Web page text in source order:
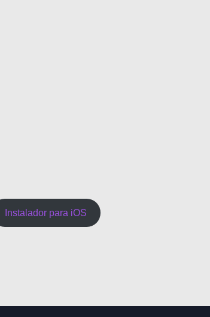
Instalador para iOS